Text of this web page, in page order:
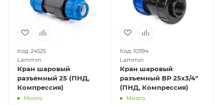
Код: 24525
Lammin
Кран шаровый
разъемный 25 (ПНД,
Компрессия)
Много
Код: 10394
Lammin
Кран шаровый
разъемный ВР 25х3/4"
(ПНД, Компрессия)
Много